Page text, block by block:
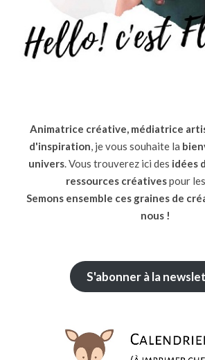
Animatrice créative, médiatrice
d'inspiration, je vous souhaite la
univers. Vous trouverez ici des idées
ressources créativespour
Semons ensemble ces graines de
nous !
S'abonner à la